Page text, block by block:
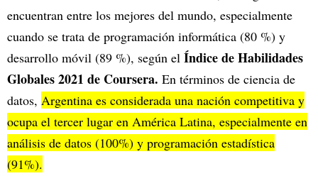
encuentran entre los mejores del mundo, especialmente
cuando se trata de programación informática (80 %) y
desarrollo móvil (89 %), según el Índice de Habilidades
Globales 2021 de Coursera. En términos de ciencia de
datos, Argentina es considerada una nación competitiva y
ocupa el tercer lugar en América Latina, especialmente en
análisis de datos (100%) y programación estadística
(91%).